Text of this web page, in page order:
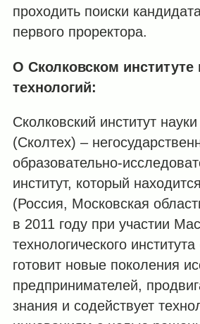
проходить поиски
первого проректора.
О Сколковском институте
технологий:
Сколковский институт
(Сколтех) –
образовательно-
институт, который
(Россия, Московская
в 2011 году при участии
технологического
готовит новые поколения
предпринимателей,
знания и содействует